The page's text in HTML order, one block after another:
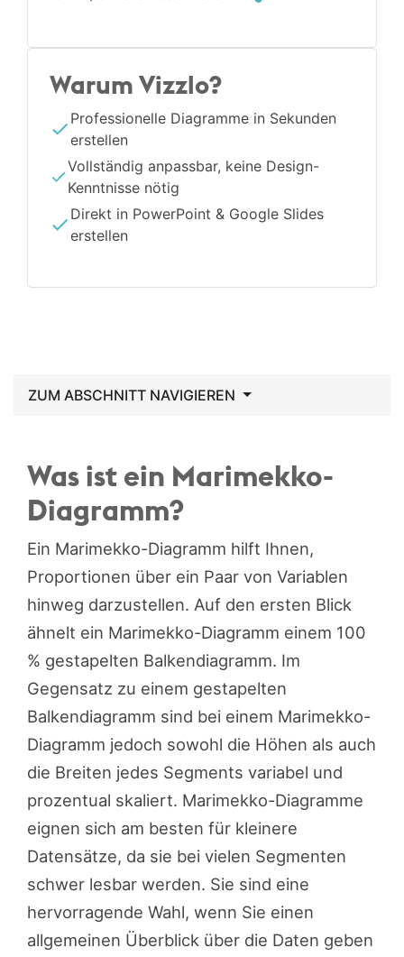
Warum Vizzlo?
Professionelle Diagramme in Sekunden
erstellen
Vollständig anpassbar, keine Design-
Kenntnisse nötig
Direkt in PowerPoint & Google Slides
erstellen
ZUM ABSCHNITT NAVIGIEREN
Was ist ein Marimekko-
Diagramm?
Ein Marimekko-Diagramm hilft Ihnen,
Proportionen über ein Paar von Variablen
hinweg darzustellen. Auf den ersten Blick
ähnelt ein Marimekko-Diagramm einem 100
% gestapelten Balkendiagramm. Im
Gegensatz zu einem gestapelten
Balkendiagramm sind bei einem Marimekko-
Diagramm jedoch sowohl die Höhen als auch
die Breiten jedes Segments variabel und
prozentual skaliert. Marimekko-Diagramme
eignen sich am besten für kleinere
Datensätze, da sie bei vielen Segmenten
schwer lesbar werden. Sie sind eine
hervorragende Wahl, wenn Sie einen
allgemeinen Überblick über die Daten geben